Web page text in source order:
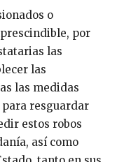
o
por
las
las
las medidas
para resguardar
estos robos
así como